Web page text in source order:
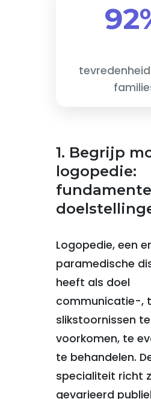
1. Begrijp
logopedie:
Logopedie, een
paramedische
heeft als doel
communicatie-,
slikstoornissen te
voorkomen, te
te behandelen.
specialiteit richt
gevarieerd